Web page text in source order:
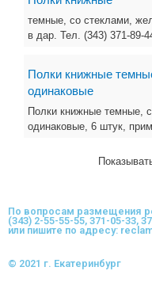
темные, со стеклами,
в дар. Тел. (343) 371-89-
Полки книжные
одинаковые
Полки книжные темные,
одинаковые, 6 штук,
По вопросам размещения
(343) 2-55-55-55, 371-05-33,
или пишите по адресу:
© 2021 г. Екатеринбург